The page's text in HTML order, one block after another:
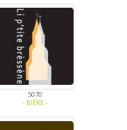
HORECA-BIO-ALCOOL-PLANTE
5070
- BIÈRE -